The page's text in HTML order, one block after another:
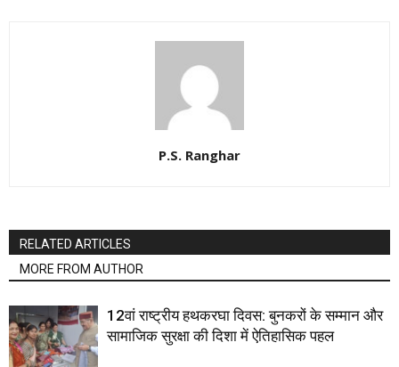
P.S. Ranghar
RELATED ARTICLES
MORE FROM AUTHOR
12वां राष्ट्रीय हथकरघा दिवस: बुनकरों के सम्मान और
सामाजिक सुरक्षा की दिशा में ऐतिहासिक पहल